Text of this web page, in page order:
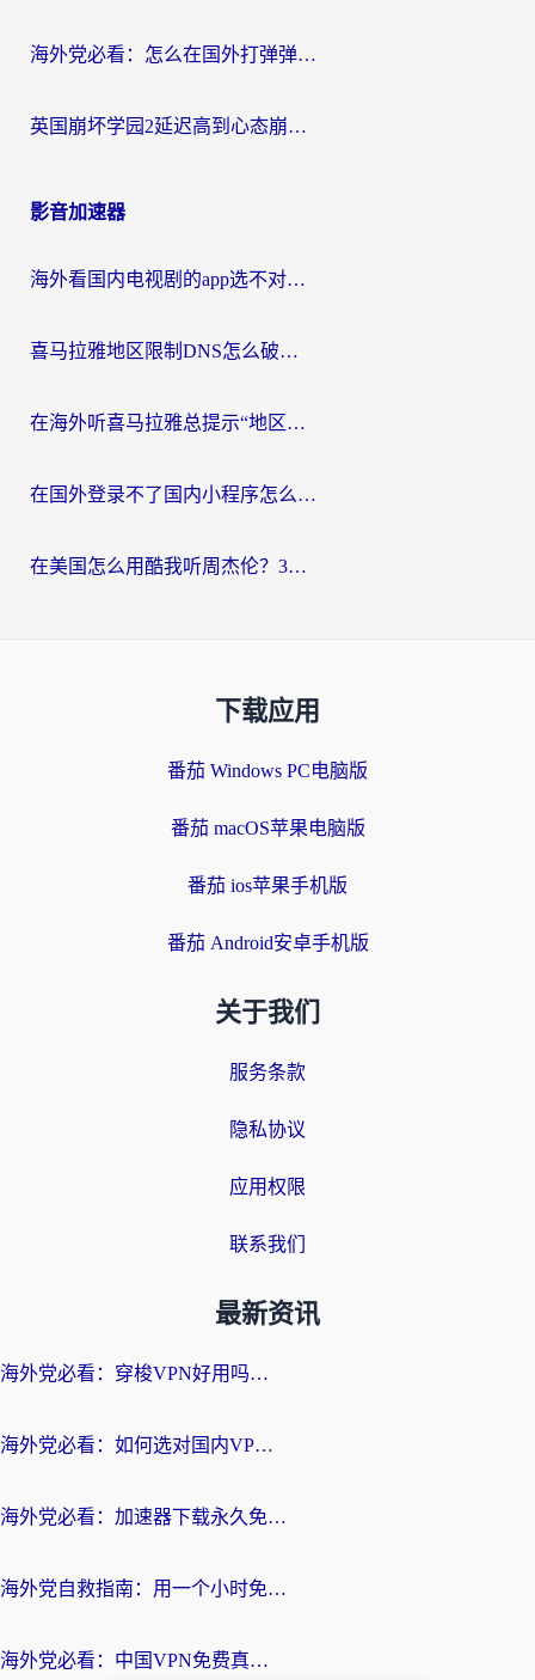
海外党必看：怎么在国外打弹弹堂不卡？番茄加速器亲测指南
英国崩坏学园2延迟高到心态崩？海外党国服游戏加速终极指南
影音加速器
海外看国内电视剧的app选不对？这份回国加速器避坑指南帮你流畅追剧
喜马拉雅地区限制DNS怎么破？海外党听国内音乐听书的终极解决方案
在海外听喜马拉雅总提示“地区限制”？3步轻松解除+听国内音乐全攻略
在国外登录不了国内小程序怎么办？选对回国加速器，轻松解锁国内资源
在美国怎么用酷我听周杰伦？3步搞定海外听歌难题
下载应用
番茄 Windows PC电脑版
番茄 macOS苹果电脑版
番茄 ios苹果手机版
番茄 Android安卓手机版
关于我们
服务条款
隐私协议
应用权限
联系我们
最新资讯
海外党必看：穿梭VPN好用吗？和云帆VPN对比哪个回国效果更好？附真实测评+避坑指南
海外党必看：如何选对国内VPN，实现无缝访问国内资源？
海外党必看：加速器下载永久免费版真的存在吗？教你无缝访问国内资源的正确姿势
海外党自救指南：用一个小时免费加速器，轻松打破国内资源访问壁垒？
海外党必看：中国VPN免费真的靠谱吗？手把手教你选对回国加速器